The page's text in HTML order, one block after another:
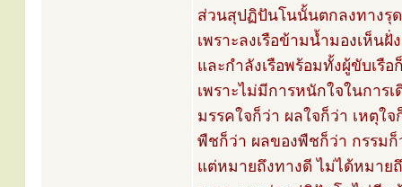
ส่วนสุปฏิปันโนนั้นตกลงทางรุ
เพราะลงเรือข้ามน้ำมองเห็นฝั่
และกำลังเรือพร้อมทั้งผู้ขับเรื
เพราะไม่มีการหนักใจในการ
มรรคใจก็ว่า ผลใจก็ว่า เหตุใ
พืชก็ว่า ผลของพืชก็ว่า กรรมก็
แต่หมายถึงทางดี ไม่ได้หมาย